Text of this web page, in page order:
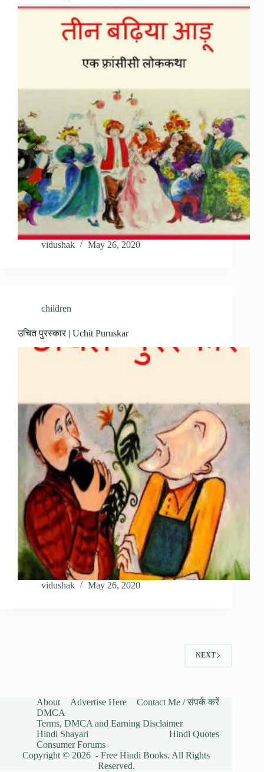
vidushak May 26, 2020
children
उचित पुरस्कार | Uchit Puruskar
vidushak May 26, 2020
NEXT
About Advertise Here
Contact Me / संपर्क करें
DMCA
Terms, DMCA and Earning Disclaimer
Hindi Shayari
Hindi Quotes
Consumer Forums
Copyright © 2026 - Free Hindi Books. All Rights
Reserved.